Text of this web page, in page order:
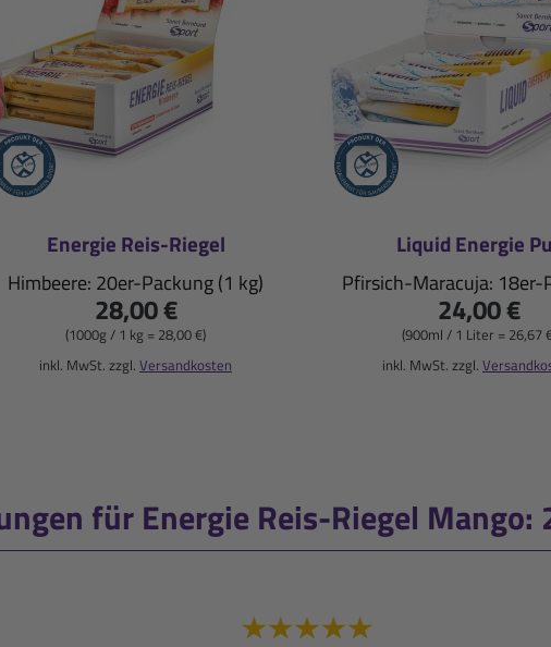
Energie Reis-Riegel
Himbeere: 20er-Packung (1 kg)
28,00 €
(1000g / 1 kg = 28,00 €)
inkl. MwSt. zzgl. Versandkosten
Liquid Energie
Pfirsich-Maracuja: 18er-
24,00 €
(900ml / 1 Liter = 26,67
inkl. MwSt. zzgl.
für Energie Reis-Riegel Mango: